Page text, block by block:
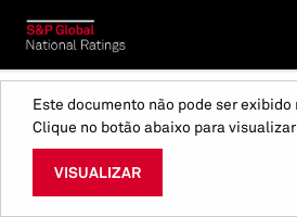
Este documento não pode ser exibido
Clique no botão abaixo para
VISUALIZAR